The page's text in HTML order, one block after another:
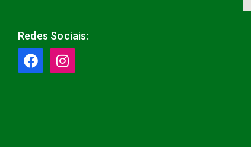
Redes Sociais: